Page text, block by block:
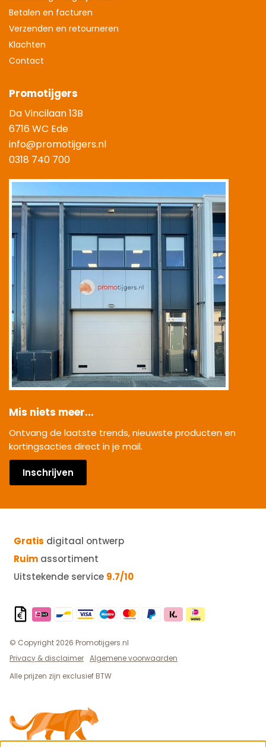
Betalen en facturen
Verzenden en retourneren
Klachten
Contact
Promotijgers
Da Vincilaan 13B
6716 WC Ede
info@promotijgers.nl
0318 740 700
Mis niets meer...
Ontvang de laatste trends, nieuwste producten en
kortingsacties direct in je mail.
Inschrijven
Gratis digitaal ontwerp
Ruim assortiment
Uitstekende service 9.7/10
© Copyright 2026 Promotijgers.nl
Privacy & disclaimer Algemene voorwaarden
Alle prijzen zijn exclusief BTW